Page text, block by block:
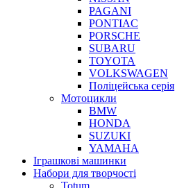
PAGANI
PONTIAC
PORSCHE
SUBARU
TOYOTA
VOLKSWAGEN
Поліцейська серія
Мотоцикли
BMW
HONDA
SUZUKI
YAMAHA
Іграшкові машинки
Набори для творчості
Totum